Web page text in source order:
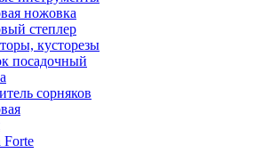
ножовка
степлер
кусторезы
посадочный
сорняков
Forte